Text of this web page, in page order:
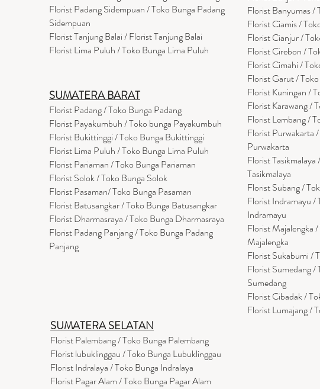
Florist Padang Sidempuan / Toko Bunga Padang
Sidempuan
Florist Tanjung Balai / Florist Tanjung Balai
Florist Lima Puluh / Toko Bunga Lima Puluh
SUMATERA BARAT
Florist Padang / Toko Bunga Padang
Florist Payakumbuh / Toko bunga Payakumbuh
Florist Bukittinggi / Toko Bunga Bukittinggi
Florist Lima Puluh / Toko Bunga Lima Puluh
Florist Pariaman / Toko Bunga Pariaman
Florist Solok / Toko Bunga Solok
Florist Pasaman/ Toko Bunga Pasaman
Florist Batusangkar / Toko Bunga Batusangkar
Florist Dharmasraya / Toko Bunga Dharmasraya
Florist Padang Panjang / Toko Bunga Padang
Panjang
SUMATERA SELATAN
Florist Palembang / Toko Bunga Palembang
Florist lubuklinggau / Toko Bunga Lubuklinggau
Florist Indralaya / Toko Bunga Indralaya
Florist Pagar Alam / Toko Bunga Pagar Alam
Florist Banyumas /
Florist Ciamis /
Florist Cianjur /
Florist Cirebon /
Florist Cimahi /
Florist Garut /
Florist Kuningan /
Florist Karawang /
Florist Lembang /
Florist Purwakarta
Purwakarta
Florist Tasikmalaya
Tasikmalaya
Florist Subang /
Florist Indramayu /
Indramayu
Florist Majalengka
Majalengka
Florist Sukabumi /
Florist Sumedang /
Sumedang
Florist Cibadak /
Florist Lumajang /